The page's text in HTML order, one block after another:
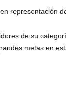
representación
de su
metas en